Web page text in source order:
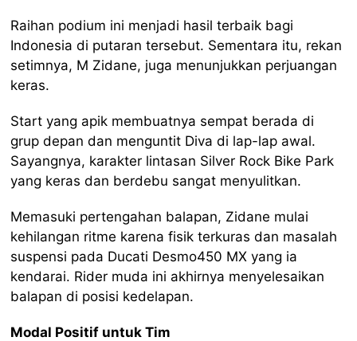
Raihan podium ini menjadi hasil terbaik bagi
Indonesia di putaran tersebut. Sementara itu, rekan
setimnya, M Zidane, juga menunjukkan perjuangan
keras.
Start yang apik membuatnya sempat berada di
grup depan dan menguntit Diva di lap-lap awal.
Sayangnya, karakter lintasan Silver Rock Bike Park
yang keras dan berdebu sangat menyulitkan.
Memasuki pertengahan balapan, Zidane mulai
kehilangan ritme karena fisik terkuras dan masalah
suspensi pada Ducati Desmo450 MX yang ia
kendarai. Rider muda ini akhirnya menyelesaikan
balapan di posisi kedelapan.
Modal Positif untuk Tim